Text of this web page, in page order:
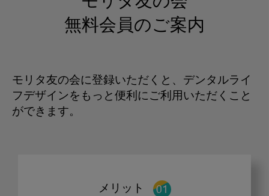
無料会員のご案内
モリタ友の会に登録いただくと、デンタルライ
フデザインをもっと便利にご利用いただくこと
ができます。
メリット